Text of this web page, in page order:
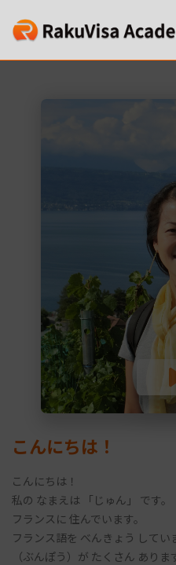
こんにちは！
こんにちは！
私の なまえは 「じゅん」 です。
フランスに 住んでいます。
フランス語を べんきょう して
（ぶんぽう）が たくさん ありま